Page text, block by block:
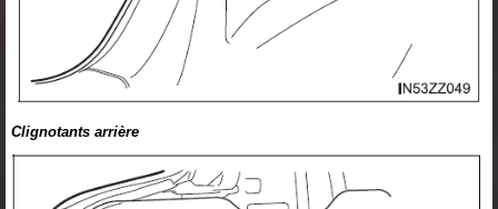
Clignotants arrière